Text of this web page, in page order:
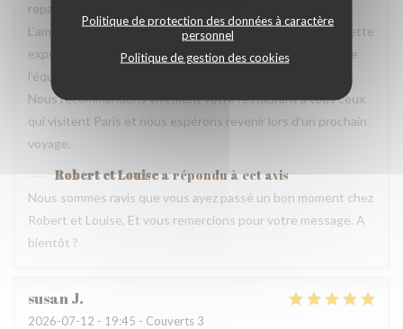
Politique de protection des données à caractère
personnel
Politique de gestion des cookies
repas. Nous nous sommes sentis très bien accueillis.
L’ambiance était agréable et chaleureuse, ce qui a rendu cette
expérience encore plus mémorable. Un grand merci à toute
l’équipe pour votre professionnalisme et votre gentillesse.
Nous recommandons vivement votre restaurant à tous ceux
qui visitent Paris et nous espérons revenir lors d’un prochain
voyage.
Robert et Louisea répondu à cet avis
Nous sommes ravis que vous ayez passé un bon moment chez
Robert et Louise, Et vous remercions pour votre message. A
bientôt ?
susanJ
2026-07-12 - 19:45 - Couverts 3